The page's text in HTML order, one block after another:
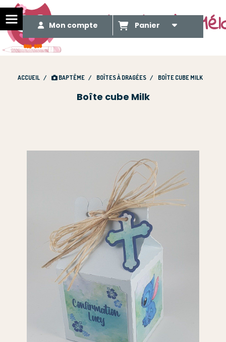
Le Méli Mélo de
Mon compte Panier
ACCUEIL BAPTÊME BOÎTES À DRAGÉES BOÎTE CUBE MILK
Boîte cube Milk